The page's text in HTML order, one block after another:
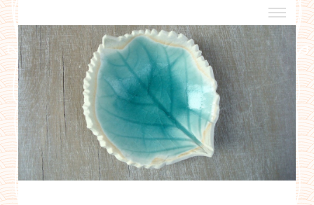
a propos
boutiques de créateurs
contact
politique de confidentialité